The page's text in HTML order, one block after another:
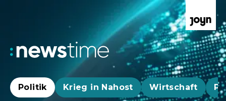
Politik Krieg in Nahost Wirtschaft